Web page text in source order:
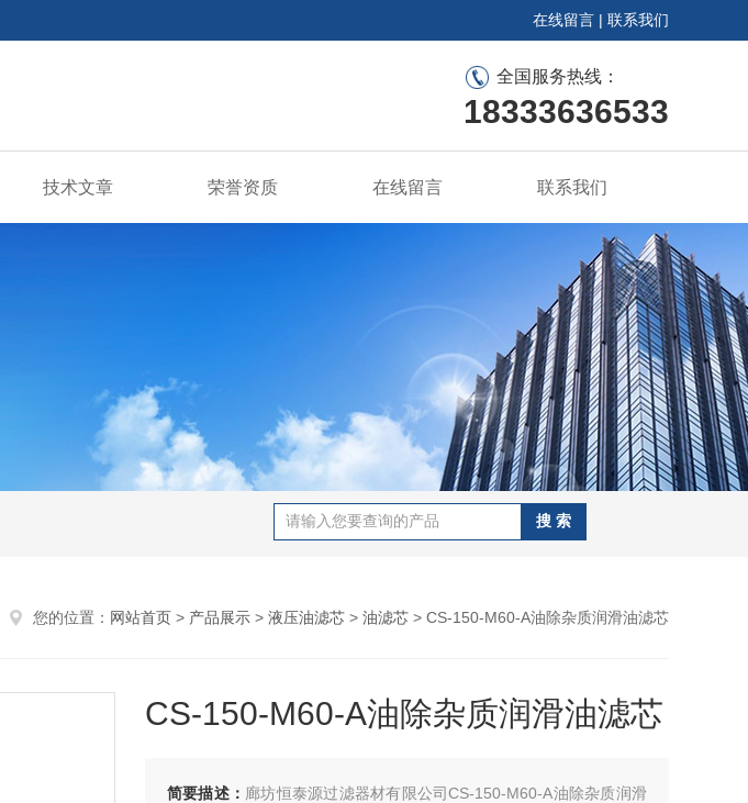
在线留言 | 联系我们
全国服务热线：
18333636533
技术文章 荣誉资质 在线留言 联系我们
您的位置： 网站首页 > 产品展示 > 液压油滤芯 > 油滤芯 > CS-150-M60-A油除杂质润滑油滤芯
CS-150-M60-A油除杂质润滑油滤芯
简要描述： 廊坊恒泰源过滤器材有限公司CS-150-M60-A油除杂质润滑